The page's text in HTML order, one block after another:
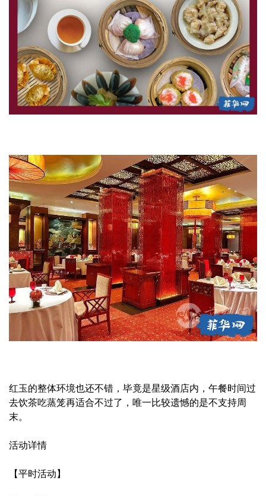
红玉的整体环境也还不错，毕竟是星级酒店内，午餐时间过
去饮茶吃蒸笼再适合不过了，唯一比较遗憾的是不支持周
末。
活动详情
【平时活动】